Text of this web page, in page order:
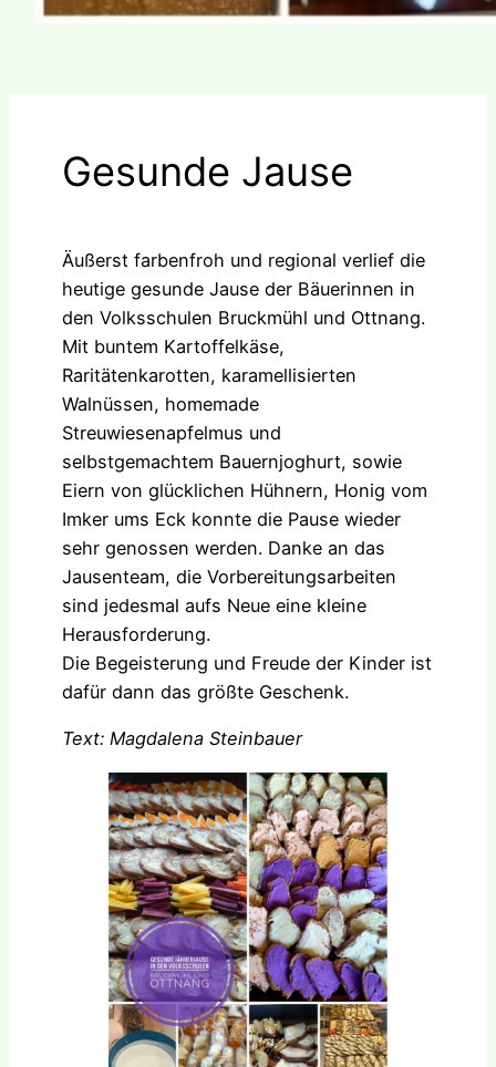
Gesunde Jause
Äußerst farbenfroh und regional verlief die
heutige gesunde Jause der Bäuerinnen in
den Volksschulen Bruckmühl und Ottnang.
Mit buntem Kartoffelkäse,
Raritätenkarotten, karamellisierten
Walnüssen, homemade
Streuwiesenapfelmus und
selbstgemachtem Bauernjoghurt, sowie
Eiern von glücklichen Hühnern, Honig vom
Imker ums Eck konnte die Pause wieder
sehr genossen werden. Danke an das
Jausenteam, die Vorbereitungsarbeiten
sind jedesmal aufs Neue eine kleine
Herausforderung.
Die Begeisterung und Freude der Kinder ist
dafür dann das größte Geschenk.
Text: Magdalena Steinbauer